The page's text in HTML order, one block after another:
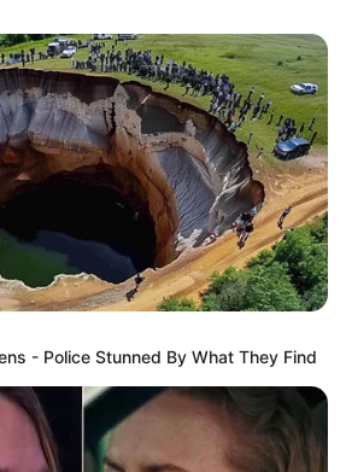
- Police Stunned By What They Find